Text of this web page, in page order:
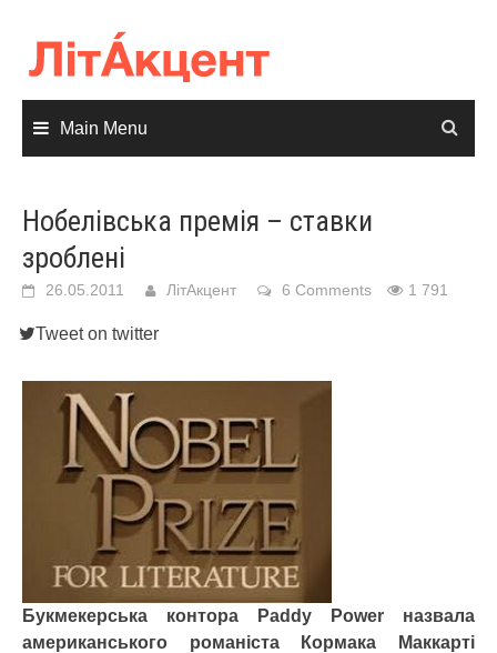
content
Main Menu
Нобелівська премія – ставки
зроблені
26.05.2011 ЛітАкцент 6 Comments 1 791
Tweet on twitter
Букмекерська контора Paddy Power назвала
американського романіста Кормака Маккарті